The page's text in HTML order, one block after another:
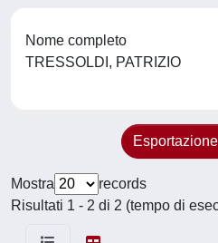
Nome completo
TRESSOLDI, PATRIZIO
Esportazione
Mostra
records
Risultati 1 - 2 di 2 (tempo di